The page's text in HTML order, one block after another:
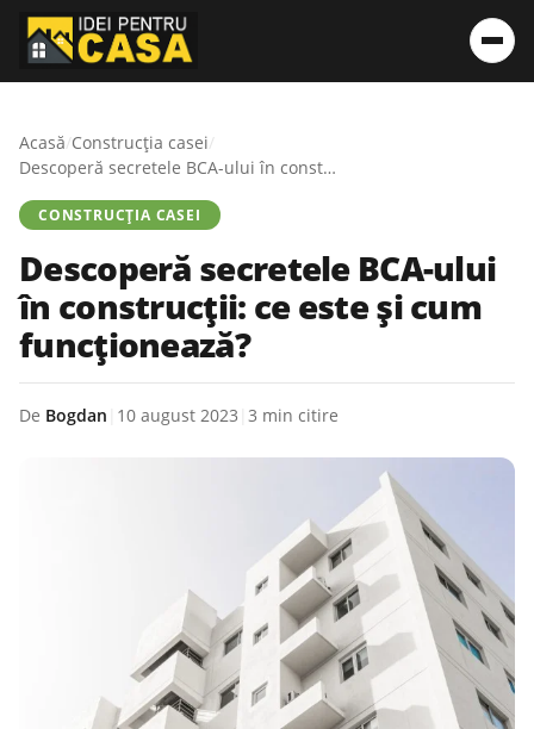
Acasă/Construcția casei/
Descoperă secretele BCA-ului în construcții: ce este și cum funcționează?
CONSTRUCȚIA CASEI
Descoperă secretele BCA-ului
în construcții: ce este și cum
funcționează?
De Bogdan 10 august 2023 3 min citire